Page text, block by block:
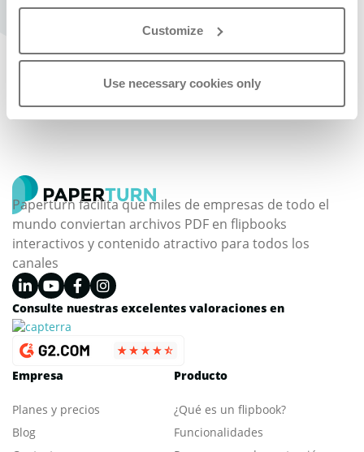
Customize
Use necessary cookies only
cambia el idioma del flipbook.
CREA TU FLIPBOOK GRATIS
Paperturn facilita que miles de empresas de todo el
mundo conviertan archivos PDF en flipbooks
interactivos y contenido atractivo para todos los
canales
Consulte nuestras excelentes valoraciones en
Empresa
Planes y precios
Blog
Producto
¿Qué es un flipbook?
Funcionalidades